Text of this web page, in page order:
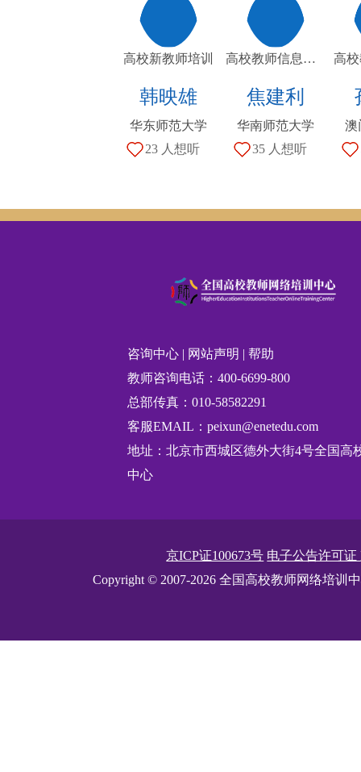
高校新教师培训
韩映雄
华东师范大学
23 人想听
高校教师信息技术能力提升培训
焦建利
华南师范大学
35 人想听
澳
咨询中心 | 网站声明 | 帮助
教师咨询电话：400-6699-800
总部传真：010-58582291
客服EMAIL：peixun@enetedu.com
地址：北京市西城区德外大街4号全国高
中心
京ICP证100673号 电子公告许可证
Copyright © 2007-2026 全国高校教师网络培